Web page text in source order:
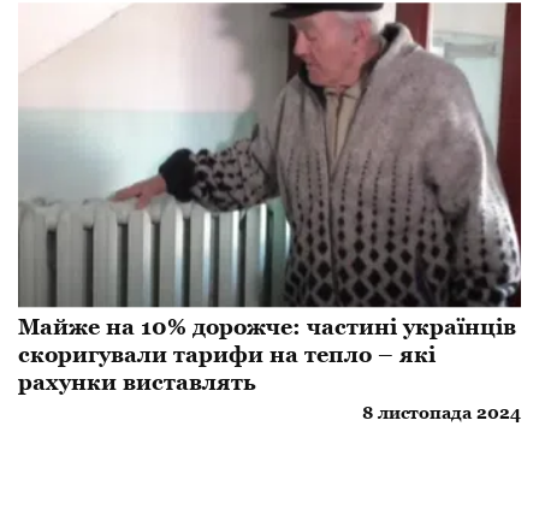
Майже на 10% дорожче: частині українців
скоригували тарифи на тепло – які
рахунки виставлять
8 листопада 2024